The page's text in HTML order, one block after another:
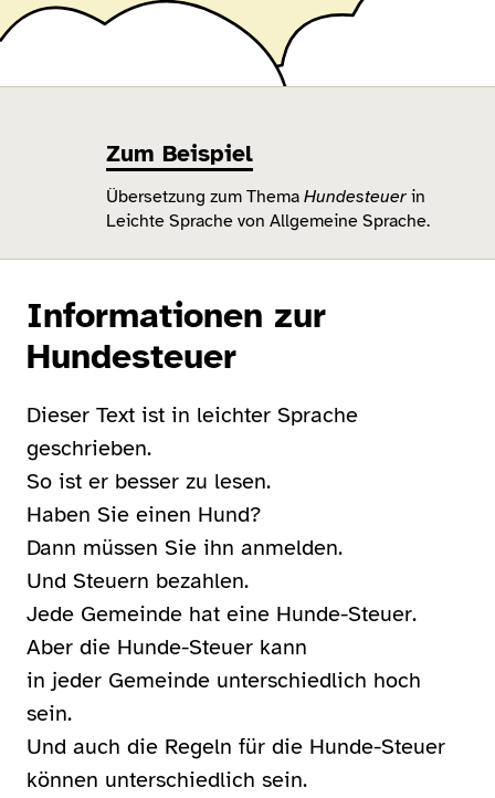
Zum Beispiel
Übersetzung zum Thema Hundesteuer in
Leichte Sprache von Allgemeine Sprache.
Informationen zur
Hundesteuer
Dieser Text ist in leichter Sprache
geschrieben.
So ist er besser zu lesen.
Haben Sie einen Hund?
Dann müssen Sie ihn anmelden.
Und Steuern bezahlen.
Jede Gemeinde hat eine Hunde-Steuer.
Aber die Hunde-Steuer kann
in jeder Gemeinde unterschiedlich hoch
sein.
Und auch die Regeln für die Hunde-Steuer
können unterschiedlich sein.